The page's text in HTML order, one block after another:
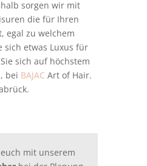
sorgen wir mit
die für Ihren
egal zu welchem
sich etwas Luxus für
sich auf höchstem
bei BAJAC Art of Hair.
mit unserem